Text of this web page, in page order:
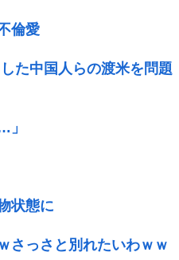
倫愛
た中国人らの渡米を問題
」
状態に
さっさと別れたいわｗｗ